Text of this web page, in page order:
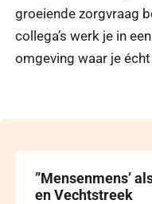
groeiende zorgvraag
collega’s werk je in
omgeving waar je
”Mensenmens’
en Vechtstreek